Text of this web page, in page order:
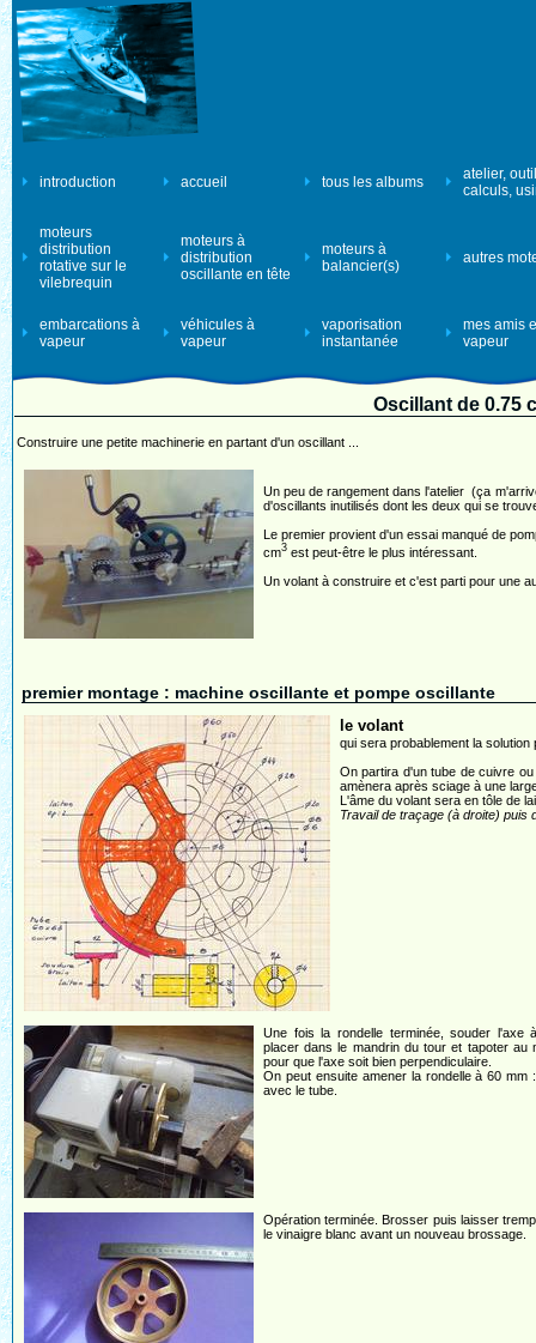
introduction accueil tous les albums
atelier,
calculs,
moteurs
distribution
rotative sur le
vilebrequin
moteurs à
distribution
oscillante en tête
moteurs à
balancier(s)
autres
embarcations à
vapeur
véhicules à
vapeur
vaporisation
instantanée
mes amis
vapeur
Oscillant de 0.75
Construire une petite machinerie en partant d'un oscillant ...
Un peu de rangement dans l'atelier (ça
d'oscillants inutilisés dont les deux qui se
Le premier provient d'un essai manqué de
cm3 est peut-être le plus intéressant.
Un volant à construire et c'est parti pour une
premier montage : machine oscillante et pompe oscillante
le volant
qui sera probablement la
On partira d'un tube de cuivre
amènera après sciage à une
L'âme du volant sera en tôle de
Travail de traçage (à droite) puis
Une fois la rondelle terminée, souder l'axe
placer dans le mandrin du tour et tapoter au
pour que l'axe soit bien perpendiculaire.
On peut ensuite amener la rondelle à 60 mm
avec le tube.
Opération terminée. Brosser puis laisser
le vinaigre blanc avant un nouveau brossage.